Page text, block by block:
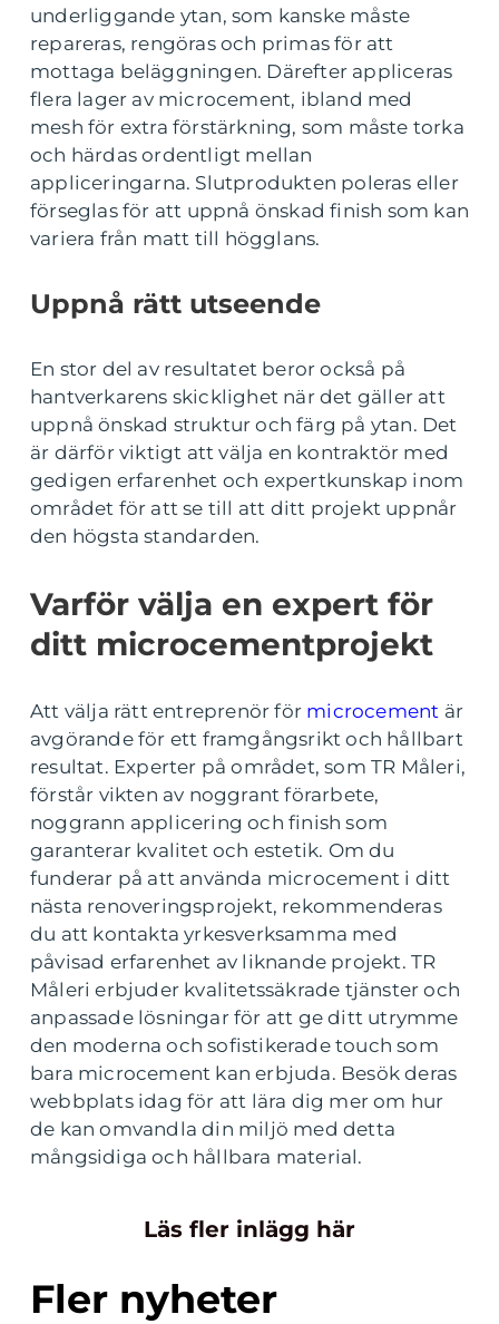
underliggande ytan, som kanske måste
repareras, rengöras och primas för att
mottaga beläggningen. Därefter appliceras
flera lager av microcement, ibland med
mesh för extra förstärkning, som måste torka
och härdas ordentligt mellan
appliceringarna. Slutprodukten poleras eller
förseglas för att uppnå önskad finish som kan
variera från matt till högglans.
Uppnå rätt utseende
En stor del av resultatet beror också på
hantverkarens skicklighet när det gäller att
uppnå önskad struktur och färg på ytan. Det
är därför viktigt att välja en kontraktör med
gedigen erfarenhet och expertkunskap inom
området för att se till att ditt projekt uppnår
den högsta standarden.
Varför välja en expert för
ditt microcementprojekt
Att välja rätt entreprenör för microcement är
avgörande för ett framgångsrikt och hållbart
resultat. Experter på området, som TR Måleri,
förstår vikten av noggrant förarbete,
noggrann applicering och finish som
garanterar kvalitet och estetik. Om du
funderar på att använda microcement i ditt
nästa renoveringsprojekt, rekommenderas
du att kontakta yrkesverksamma med
påvisad erfarenhet av liknande projekt. TR
Måleri erbjuder kvalitetssäkrade tjänster och
anpassade lösningar för att ge ditt utrymme
den moderna och sofistikerade touch som
bara microcement kan erbjuda. Besök deras
webbplats idag för att lära dig mer om hur
de kan omvandla din miljö med detta
mångsidiga och hållbara material.
Läs fler inlägg här
Fler nyheter